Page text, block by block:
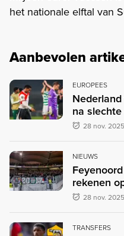
het nationale elftal van
Aanbevolen
EUROPEES
na
28 nov.
NIEUWS
rekenen
28 nov.
TRANSFERS